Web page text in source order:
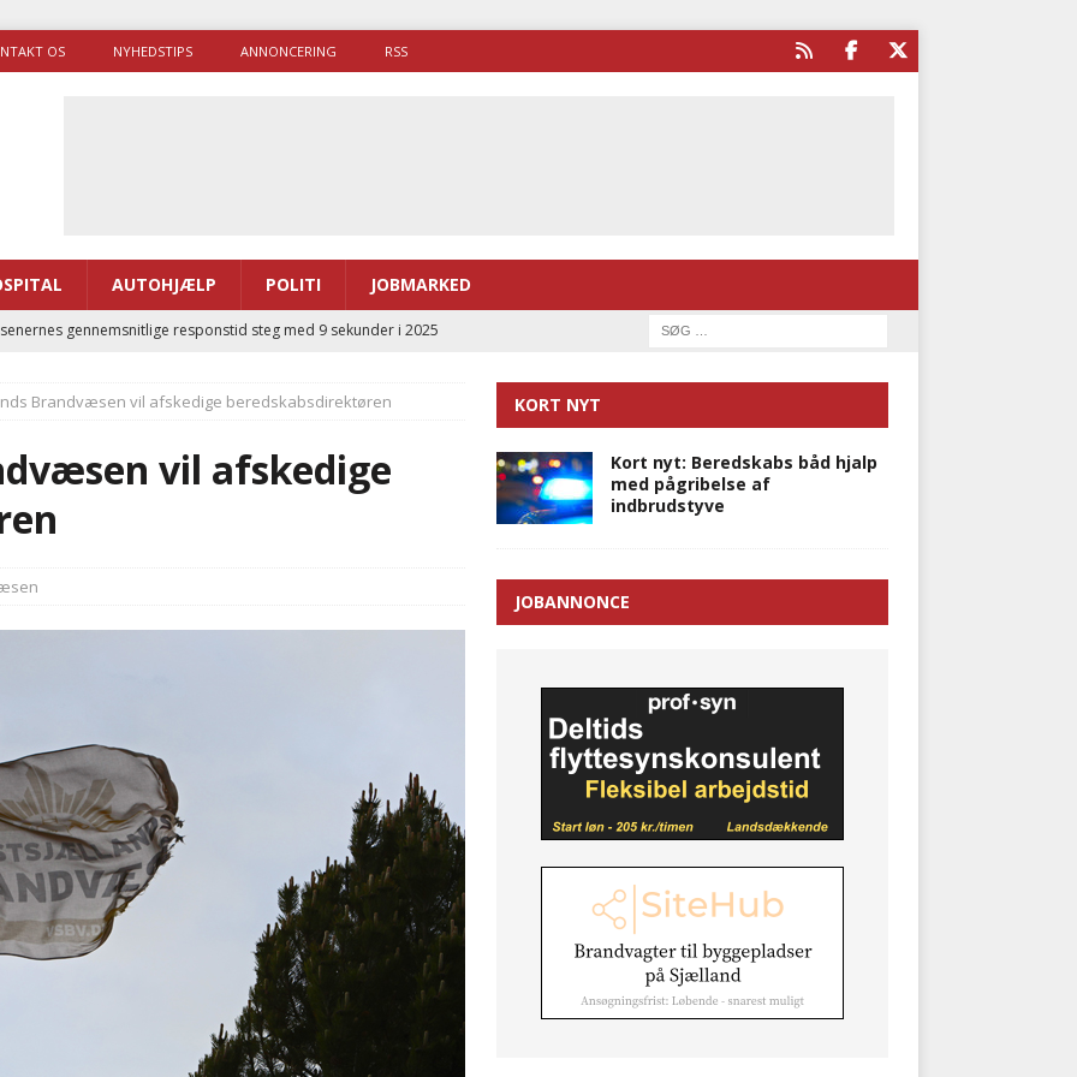
OS NYHEDSTIPS ANNONCERING RSS
AUTOHJÆLP POLITI JOBMARKED
gennemsnitlige responstid steg med 9 sekunder i 2025
af sygetransporttilladelser kan sende 400.000 kørsler over
PRÆHOSPITAL
brugte lidt længere tid på at komme af sted i 2025
Brandvæsen vil afskedige beredskabsdirektøren
vil afskedige
KORT NYT
Kort nyt: Beredskabs båd hjalp
med pågribelse af
indbrudstyve
JOBANNONCE